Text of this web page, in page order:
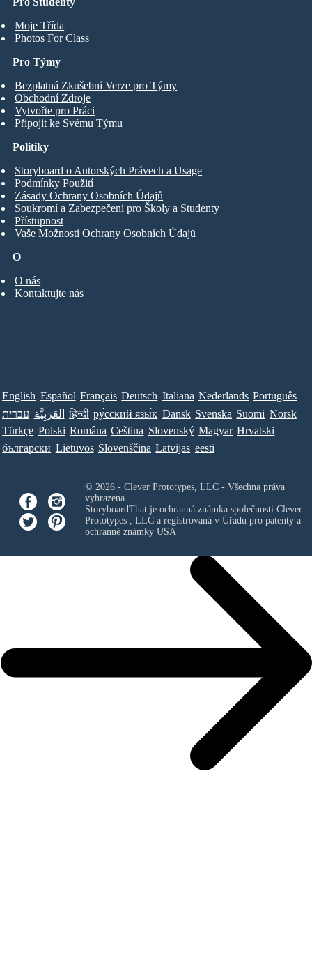
Moje Třída
Photos For Class
Pro Týmy
Bezplatná Zkušební Verze pro Týmy
Obchodní Zdroje
Vytvořte pro Práci
Připojit ke Svému Týmu
O
O nás
Kontaktujte nás
Politiky
Storyboard o Autorských Právech a Usage
Podmínky Použití
Zásady Ochrany Osobních Údajů
Soukromí a Zabezpečení pro Školy a Studenty
Přístupnost
Vaše Možnosti Ochrany Osobních Údajů
English Español Français Deutsch Italiana Nederlands Português
עברית العَرَبِيَّة हिन्दी ру́сский язы́к Dansk Svenska Suomi Norsk
Türkçe Polski Româna Ceština Slovenský Magyar Hrvatski
български Lietuvos Slovenščina Latvijas eesti
© 2026 - Clever Prototypes, LLC - Všechna práva
vyhrazena.
StoryboardThat je ochranná známka společnosti Clever
Prototypes , LLCa registrovaná v Úřadu pro patenty a
ochranné známky USA